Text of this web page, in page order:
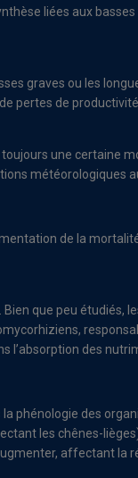
liées aux
graves ou les
de
une
météorologiques
de la
que peu
l’absorption des
phénologie des
les chênes-
affectant la